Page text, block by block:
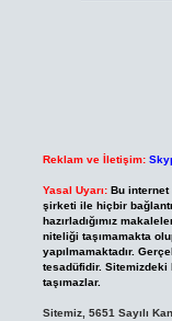
Reklam ve İletişim:
Yasal Uyarı: Bu
şirketi ile hiçbir
hazırladığımız
niteliği taşımamakta
yapılmamaktadır.
tesadüfidir.
taşımazlar.
Sitemiz, 5651 Sayılı